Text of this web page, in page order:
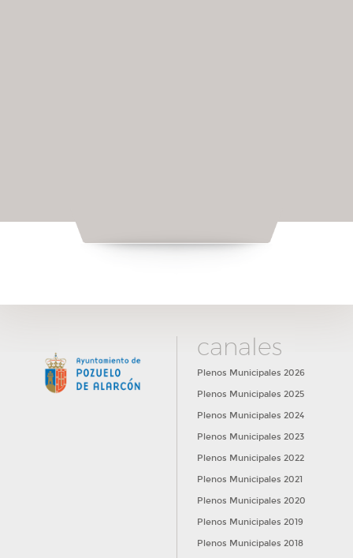
canales
Plenos Municipales 2026
Plenos Municipales 2025
Plenos Municipales 2024
Plenos Municipales 2023
Plenos Municipales 2022
Plenos Municipales 2021
Plenos Municipales 2020
Plenos Municipales 2019
Plenos Municipales 2018